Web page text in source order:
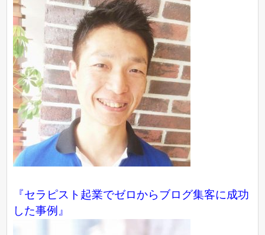
『セラピスト起業でゼロからブログ集客に成功
した事例 』